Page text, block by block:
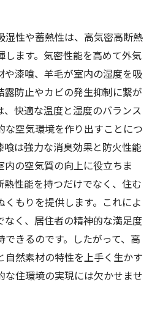
湿性や蓄熱性は、高気密高断熱
ます。気密性能を高めて外気
や漆喰、羊毛が室内の湿度を吸
防止やカビの発生抑制に繋が
、快適な温度と湿度のバランス
な空気環境を作り出すことにつ
喰は強力な消臭効果と防火性能
内の空気質の向上に役立ちま
熱性能を持つだけでなく、住む
もりを提供します。これによ
なく、居住者の精神的な満足度
きるのです。したがって、高
自然素材の特性を上手く生かす
な住環境の実現には欠かせませ